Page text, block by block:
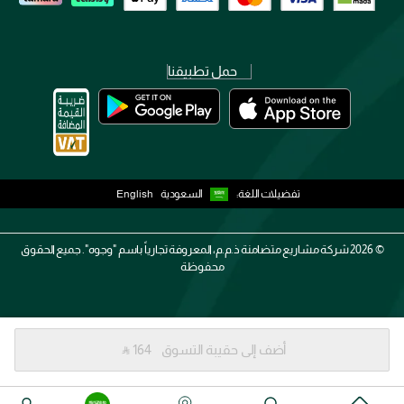
أضف إلى حقيبة التسوق ‎ ⃁ ⁦164⁩ ‎
حمل تطبيقنا
تفضيلات اللغة: السعودية English
2026 ©شركة مشاريع متضامنة ذ.م.م، المعروفة تجارياً باسم "وجوه". جميع الحقوق
محفوظة